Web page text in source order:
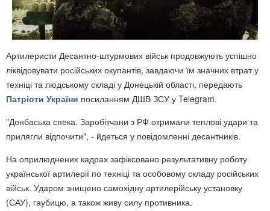
Артилеристи Десантно-штурмових військ продовжують успішно
ліквідовувати російських окупантів, завдаючи їм значних втрат у
техніці та людському складі у Донецькій області, передають
Патріоти України посиланням ДШВ ЗСУ у Telegram.
"Донбаська спека. Заробітчани з РФ отримали теплові удари та
прилягли відпочити", - йдеться у повідомленні десантників.
На оприлюднених кадрах зафіксовано результативну роботу
української артилерії по техніці та особовому складу російських
військ. Ударом знищено самохідну артилерійську установку
(САУ), гаубицю, а також живу силу противника.